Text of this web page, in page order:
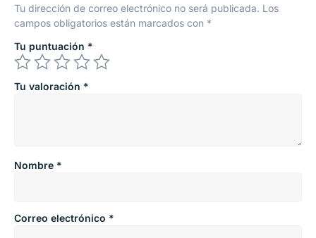
Tu dirección de correo electrónico no será publicada. Los
campos obligatorios están marcados con *
Tu puntuación *
Tu valoración *
Nombre *
Correo electrónico *